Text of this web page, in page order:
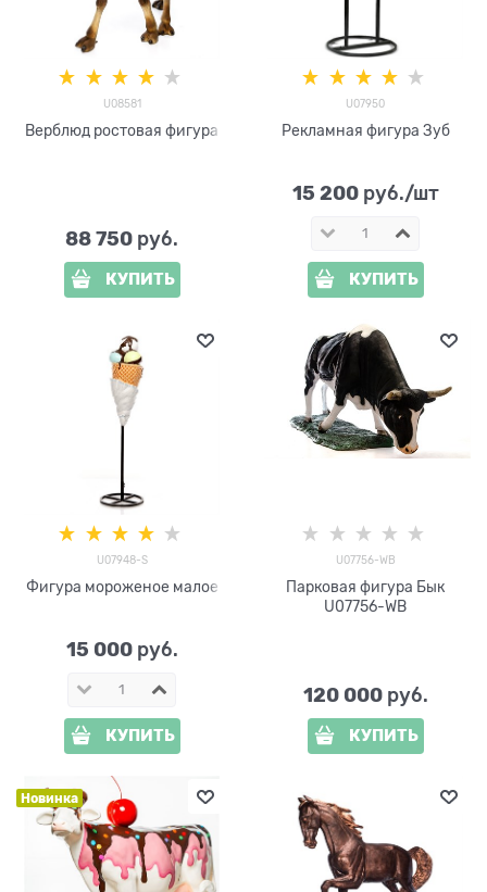
U08581
Верблюд ростовая фигура
88 750 руб.
КУПИТЬ
U07950
Рекламная фигура Зуб
15 200 руб./шт
КУПИТЬ
U07948-S
Фигура мороженое малое
15 000 руб.
КУПИТЬ
U07756-WB
Парковая фигура Бык
U07756-WB
120 000 руб.
КУПИТЬ
Новинка